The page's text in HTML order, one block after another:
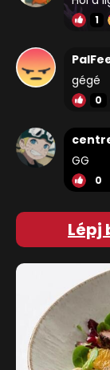
1
gégé
0
GG
0
Lépj